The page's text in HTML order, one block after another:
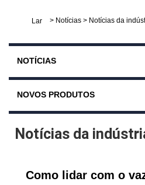
Lar > Notícias > Notícias da
NOTÍCIAS
NOVOS PRODUTOS
Notícias da
Como lidar com o